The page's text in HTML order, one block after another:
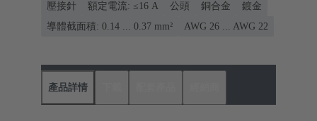
壓接針 額定電流: ≤16 A 公頭 銅合金
鍍金
導體截面積: 0.14 ... 0.37 mm²
AWG 26 ... AWG 22
產品詳情